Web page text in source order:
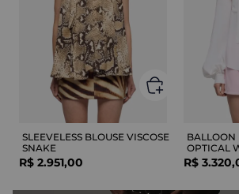
SLEEVELESS BLOUSE VISCOSE
SNAKE
R$ 2.951,00
BALLOON
OPTICAL
R$ 3.320,